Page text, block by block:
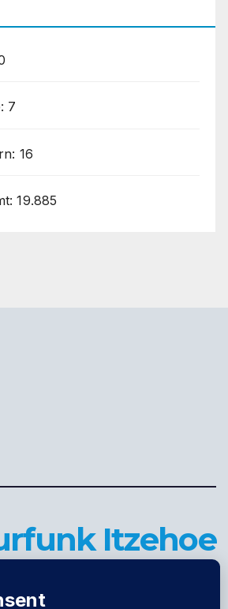
7
16
19.885
Itzehoe